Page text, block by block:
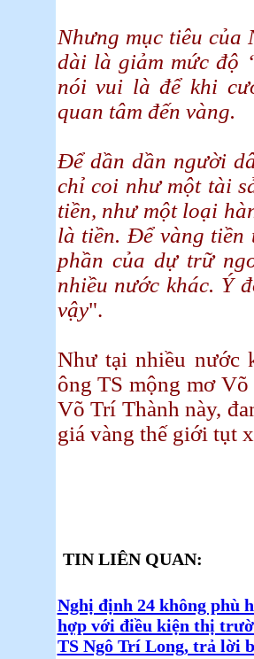
Nhưng mục tiêu của
dài là giảm mức độ
nói vui là để khi
quan tâm đến vàng.
Để dần dần người
chỉ coi như một tài
tiền, như một loại
là tiền. Để vàng
phần của dự trữ
nhiều nước khác. Ý
vậy".
Như tại nhiều nước
ông TS mộng mơ
Võ Trí Thành này,
giá vàng thế giới tụt
TIN LIÊN QUAN:
Nghị định 24 không phù
hợp với điều kiện thị
TS Ngô Trí Long, trả lời